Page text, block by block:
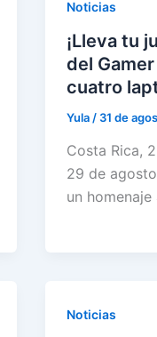
Noticias
¡Lleva tu
del
cuatro
Yula / 31 de
Costa Rica,
29 de
un homenaje
Noticias